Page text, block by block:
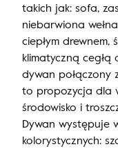
takich jak: sofa,
niebarwiona
ciepłym drewnem,
klimatyczną cegłą
dywan połączony
to propozycja dla
środowisko i
Dywan występuje
kolorystycznych: